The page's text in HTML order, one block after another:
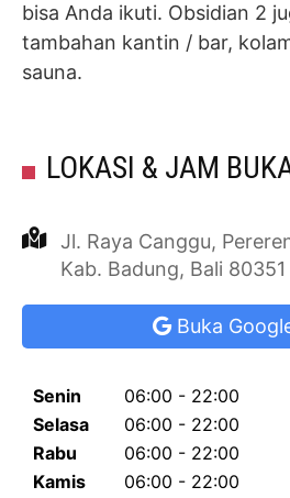
bisa Anda ikuti. Obsidian 2
tambahan kantin / bar,
sauna.
LOKASI & JAM
Jl. Raya Canggu,
Kab. Badung, Bali 80351
Buka
Senin
06:00 - 22:00
Selasa
06:00 - 22:00
Rabu
06:00 - 22:00
Kamis
06:00 - 22:00